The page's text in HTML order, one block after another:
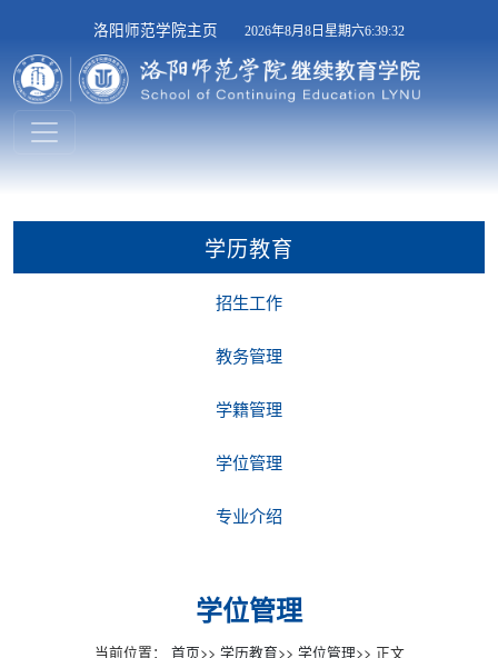
洛阳师范学院主页 2026年8月8日星期六6:39:32
学历教育
招生工作
教务管理
学籍管理
学位管理
专业介绍
学位管理
当前位置： 首页>> 学历教育>> 学位管理>> 正文